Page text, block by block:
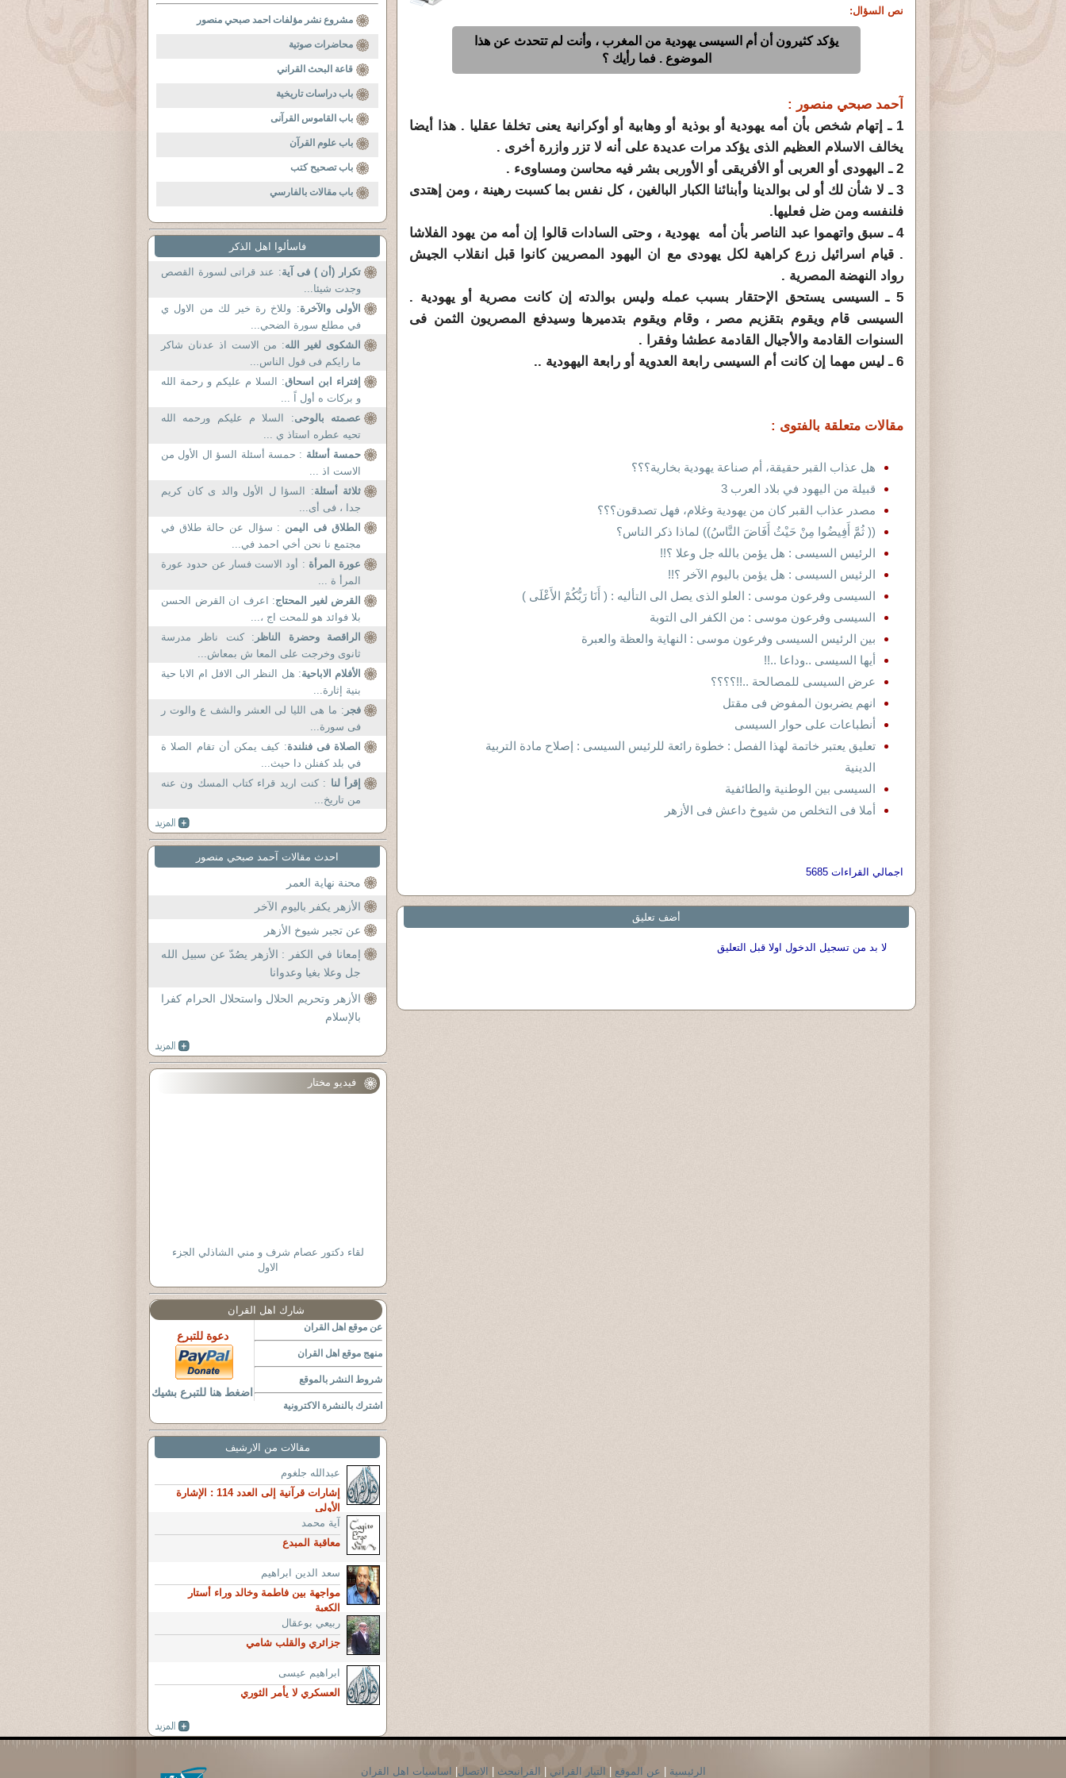
نص السؤال:
يؤكد كثيرون أن أم السيسى يهودية من المغرب ، وأنت لم تتحدث عن هذا
الموضوع . فما رأيك ؟
آحمد صبحي منصور :
1 ـ إتهام شخص بأن أمه يهودية أو بوذية أو وهابية أو أوكرانية يعنى تخلفا عقليا . هذا أيضا
يخالف الاسلام العظيم الذى يؤكد مرات عديدة على أنه لا تزر وازرة أخرى .
2 ـ اليهودى أو العربى أو الأفريقى أو الأوربى بشر فيه محاسن ومساوىء .
3 ـ لا شأن لك أو لى بوالدينا وأبنائنا الكبار البالغين ، كل نفس بما كسبت رهينة ، ومن إهتدى
فلنفسه ومن ضل فعليها.
4 ـ سبق واتهموا عبد الناصر بأن أمه يهودية ، وحتى السادات قالوا إن أمه من يهود الفلاشا
. قيام اسرائيل زرع كراهية لكل يهودى مع ان اليهود المصريين كانوا قبل انقلاب الجيش
رواد النهضة المصرية .
5 ـ السيسى يستحق الإحتقار بسبب عمله وليس بوالدته إن كانت مصرية أو يهودية .
السيسى قام ويقوم بتقزيم مصر ، وقام ويقوم بتدميرها وسيدفع المصريون الثمن فى
السنوات القادمة والأجيال القادمة عطشا وفقرا .
6 ـ ليس مهما إن كانت أم السيسى رابعة العدوية أو رابعة اليهودية ..
مقالات متعلقة بالفتوى :
هل عذاب القبر حقيقة، أم صناعة يهودية بخارية؟؟؟
قبيلة من اليهود في بلاد العرب 3
مصدر عذاب القبر كان من يهودية وغلام، فهل تصدقون؟؟؟
(( ثُمَّ أَفِيضُوا مِنْ حَيْثُ أَفَاضَ النَّاسُ)) لماذا ذكر الناس؟
الرئيس السيسى : هل يؤمن بالله جل وعلا ؟!!
الرئيس السيسى : هل يؤمن باليوم الآخر ؟!!
السيسى وفرعون موسى : العلو الذى يصل الى التأليه : ( أَنَا رَبُّكُمْ الأَعْلَى )
السيسى وفرعون موسى : من الكفر الى التوبة
بين الرئيس السيسى وفرعون موسى : النهاية والعظة والعبرة
أيها السيسى ..وداعا ..!!
عرض السيسى للمصالحة ..!!؟؟؟؟
انهم يضربون المفوض فى مقتل
أنطباعات على حوار السيسى
تعليق يعتبر خاتمة لهذا الفصل : خطوة رائعة للرئيس السيسى : إصلاح مادة التربية
الدينية
السيسى بين الوطنية والطائفية
أملا فى التخلص من شيوخ داعش فى الأزهر
اجمالي القراءات 5685
أضف تعليق
لا بد من تسجيل الدخول اولا قبل التعليق
مشروع نشر مؤلفات احمد صبحي منصور
محاضرات صوتية
قاعة البحث القراني
باب دراسات تاريخية
باب القاموس القرآنى
باب علوم القرآن
باب تصحيح كتب
باب مقالات بالفارسي
فاسألوا اهل الذكر
تكرار (أن ) فى آية: عند قراتى لسورة القصص
وجدت شيئا...
الأولى والآخرة: وللاخ رة خير لك من الاول ي
في مطلع سورة الضحي...
الشكوى لغير الله: من الاست اذ عدنان شاكر
ما رايكم فى قول الناس...
إفتراء ابن اسحاق: السلا م عليكم و رحمة الله
و بركات ه أول اً ...
عصمته بالوحى: السلا م عليكم ورحمه الله
تحيه عطره استاذ ي ...
حمسة أسئلة : حمسة أسئلة السؤ ال الأول من
الاست اذ ...
ثلاثة أسئلة: السؤا ل الأول والد ى كان كريم
جدا ، فى أى...
الطلاق فى اليمن : سؤال عن حالة طلاق في
مجتمع نا نحن أخي احمد في...
عورة المرأة : أود الاست فسار عن حدود عورة
المرأ ة ...
القرض لغير المحتاج: اعرف ان القرض الحسن
بلا فوائد هو للمحت اج ،...
الراقصة وحضرة الناظر : كنت ناظر مدرسة
ثانوى وخرجت على المعا ش بمعاش...
الأفلام الاباحية: هل النظر الى الافل ام الابا حية
بنية إثارة...
فجر : ما هى الليا لى العشر والشف ع والوت ر
فى سورة...
الصلاة فى فنلندة: كيف يمكن أن تقام الصلا ة
في بلد كفنلن دا حيث...
إقرأ لنا : كنت اريد قراء كتاب المسك ون عنه
من تاريخ...
احدث مقالات آحمد صبحي منصور
محنة نهاية العمر
الأزهر يكفر باليوم الآخر
عن تجبر شيوخ الأزهر
إمعانا في الكفر : الأزهر يصُدّ عن سبيل الله
جل وعلا بغيا وعدوانا
الأزهر وتحريم الحلال واستحلال الحرام كفرا
بالإسلام
فيديو مختار
لقاء دكتور عصام شرف و مني الشاذلي الجزء
الاول
شارك اهل القران
عن موقع اهل القران
منهج موقع اهل القران
شروط النشر بالموقع
اشترك بالنشرة الاكترونية
دعوة للتبرع
اضغط هنا للتبرع بشيك
مقالات من الارشيف
عبدالله جلغوم
إشارات قرآنية إلى العدد 114 : الإشارة
الأولى
آية محمد
معاقبة المبدع
سعد الدين ابراهيم
مواجهة بين فاطمة وخالد وراء أستار
الكعبة
ربيعي بوعقال
جزائري والقلب شامي
ابراهيم عيسى
العسكري لا يأمر الثوري
الرئيسية عن الموقع التيار القراني القرانبحث الاتصال اساسيات اهل القران